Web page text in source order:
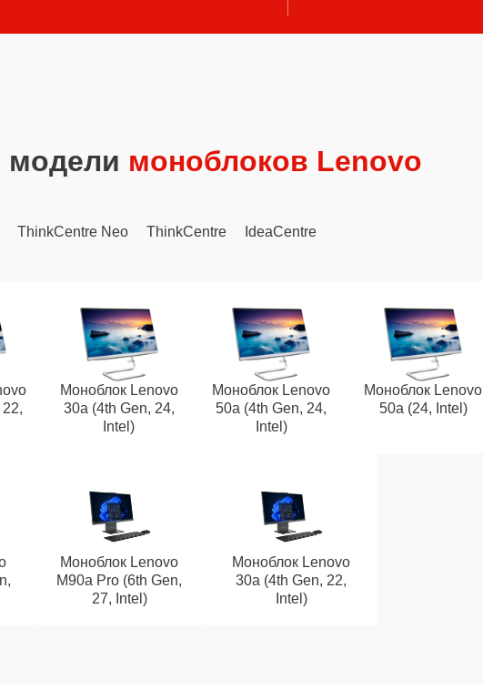
модели моноблоков Lenovo
ThinkCentre Neo ThinkCentre IdeaCentre
Моноблок Lenovo
30a (4th Gen, 24,
Intel)
Моноблок Lenovo
50a (4th Gen, 24,
Intel)
Моноблок Lenovo
50a (24, Intel)
Моноблок Lenovo
M90a Pro (6th Gen,
27, Intel)
Моноблок Lenovo
30a (4th Gen, 22,
Intel)